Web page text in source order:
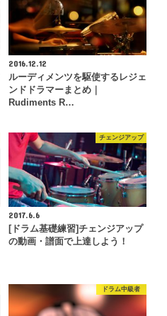
2016.12.12
ルーディメンツを駆使するレジェ
ンドドラマーまとめ｜
Rudiments R…
チェンジアップ
2017.6.6
[ドラム基礎練習]チェンジアップ
の動画・譜面で上達しよう！
ドラム中級者